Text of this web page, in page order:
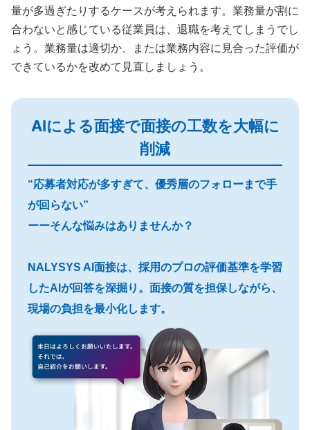
量が多過ぎたりするケースが考えられます。業務量が割に
合わないと感じている従業員は、退職を考えてしまうでし
ょう。業務量は適切か、または業務内容に見合った評価が
できているかを改めて見直しましょう。
AIによる面接で面接の工数を大幅に
削減
“応募者対応が多すぎて、優秀層のフォローまで手
が回らない”
ーーそんな悩みはありませんか？
NALYSYS AI面接は、採用のプロの評価基準を学習
したAIが回答を深掘り。面接の質を担保しながら、
現場の負担を最小化します。